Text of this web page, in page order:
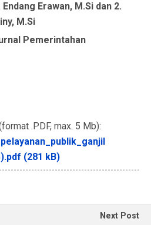
Endang Erawan, M.Si dan 2.
M.Si
Pemerintahan
.PDF, max. 5 Mb):
(281 kB)
Next Post